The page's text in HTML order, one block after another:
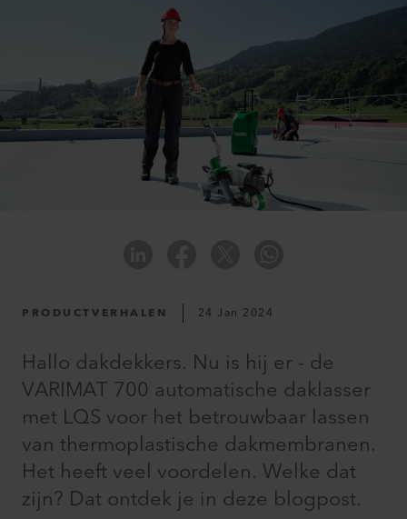
PRODUCTVERHALEN 24 Jan 2024
Hallo dakdekkers. Nu is hij er - de
VARIMAT 700 automatische daklasser
met LQS voor het betrouwbaar lassen
van thermoplastische dakmembranen.
Het heeft veel voordelen. Welke dat
zijn? Dat ontdek je in deze blogpost.